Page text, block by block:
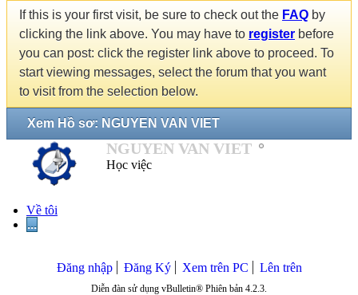
If this is your first visit, be sure to check out the FAQ by
clicking the link above. You may have to register before
you can post: click the register link above to proceed. To
start viewing messages, select the forum that you want
to visit from the selection below.
Xem Hồ sơ: NGUYEN VAN VIET
NGUYEN VAN VIET
Học việc
Về tôi
...
Đăng nhập Đăng Ký Xem trên PC Lên trên
Diễn đàn sử dụng vBulletin® Phiên bản 4.2.3.